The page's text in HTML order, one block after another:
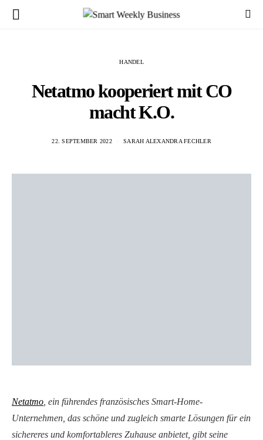
HANDEL
Netatmo kooperiert mit CO
macht K.O.
22. SEPTEMBER 2022 SARAH ALEXANDRA FECHLER
Netatmo , ein führendes französisches Smart-Home-
Unternehmen, das schöne und zugleich smarte Lösungen für ein
sichereres und komfortableres Zuhause anbietet, gibt seine